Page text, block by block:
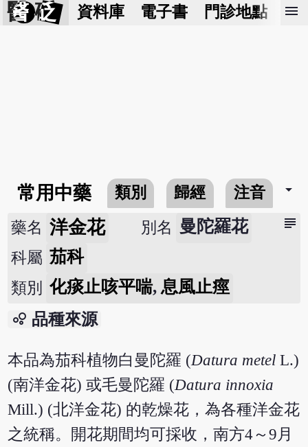
醫 砭 資料庫 電子書 門診地點 預
menu
常用中藥 類別 歸經 注音 arrow_drop_down
subject
藥名 洋金花 別名 曼陀羅花
科屬 茄科
類別 化痰止咳平喘, 息風止痙
bubble_chart 品種來源
本品為茄科植物白曼陀羅 (Datura metel L.)
(南洋金花) 或毛曼陀羅 (Datura innoxia
Mill.) (北洋金花) 的乾燥花，為各種洋金花
之統稱。開花期間均可採收，南方4～9月